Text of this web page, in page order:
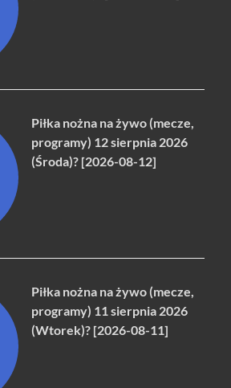
Piłka nożna na żywo (mecze,
programy) 12 sierpnia 2026
(Środa)? [2026-08-12]
Piłka nożna na żywo (mecze,
programy) 11 sierpnia 2026
(Wtorek)? [2026-08-11]